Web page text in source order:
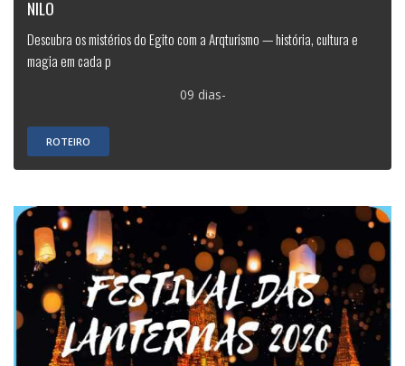
NILO
Descubra os mistérios do Egito com a Arqturismo — história, cultura e
magia em cada p
09 dias-
ROTEIRO